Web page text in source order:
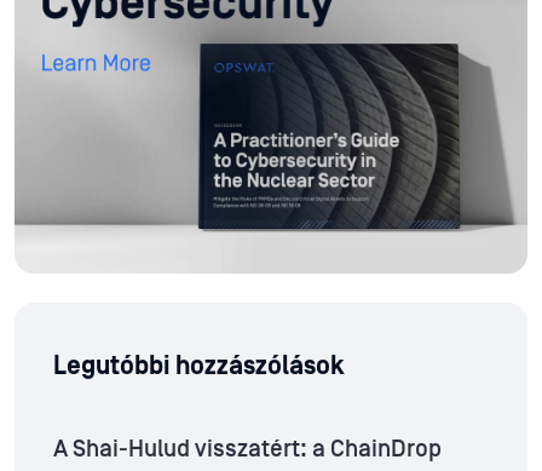
Legutóbbi hozzászólások
A Shai-Hulud visszatért: a ChainDrop